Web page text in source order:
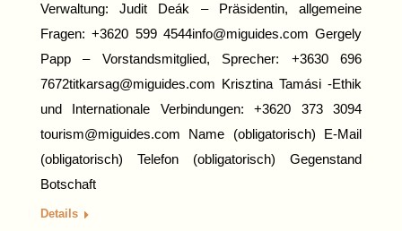
Verwaltung: Judit Deák – Präsidentin, allgemeine
Fragen: +3620 599 4544info@miguides.com Gergely
Papp – Vorstandsmitglied, Sprecher: +3630 696
7672titkarsag@miguides.com Krisztina Tamási -Ethik
und Internationale Verbindungen: +3620 373 3094
tourism@miguides.com Name (obligatorisch) E-Mail
(obligatorisch) Telefon (obligatorisch) Gegenstand
Botschaft
Details